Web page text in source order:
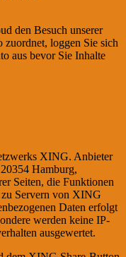
den Besuch unserer
loggen Sie sich
aus bevor Sie Inhalte
XING. Anbieter
Hamburg,
Seiten, die Funktionen
Servern von XING
Daten erfolgt
werden keine IP-
ausgewertet.